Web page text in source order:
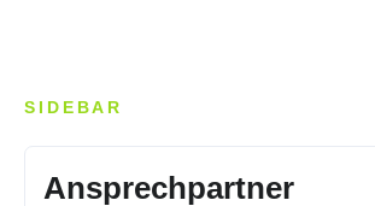
SIDEBAR
Ansprechpartner